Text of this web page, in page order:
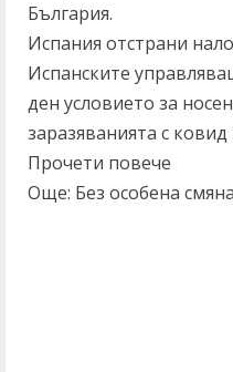
България.
Испания отстрани
Испанските
ден условието за
заразяванията с
Прочети повече
Още: Без особена